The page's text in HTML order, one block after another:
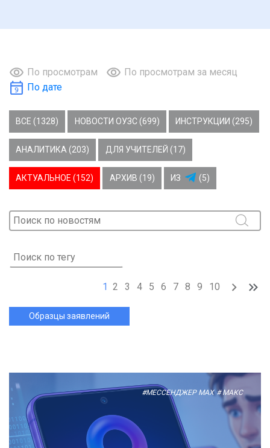
По просмотрам
По просмотрам за месяц
По дате
ВСЕ (1328) НОВОСТИ ОУЗС (699) ИНСТРУКЦИИ (295)
АНАЛИТИКА (203) ДЛЯ УЧИТЕЛЕЙ (17)
АКТУАЛЬНОЕ (152) АРХИВ (19) ИЗ (5)
1 2 3 4 5 6 7 8 9 10
Образцы заявлений
#МЕССЕНДЖЕР MAX # МАКС